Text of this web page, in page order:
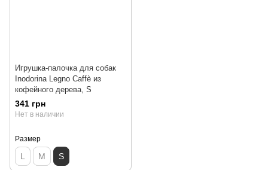
Игрушка-палочка для собак
Inodorina Legno Caffè из
кофейного дерева, S
341 грн
Нет в наличии
Размер
L M S